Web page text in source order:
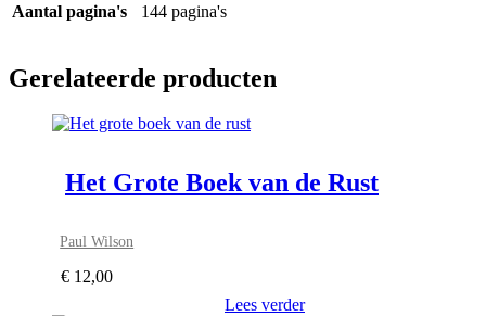
Aantal pagina's 144 pagina's
Gerelateerde producten
Het Grote Boek van de Rust
Paul Wilson
€ 12,00
Lees verder